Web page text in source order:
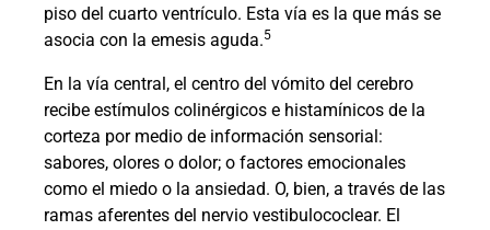
piso del cuarto ventrículo. Esta vía es la que más se
asocia con la emesis aguda.5
En la vía central, el centro del vómito del cerebro
recibe estímulos colinérgicos e histamínicos de la
corteza por medio de información sensorial:
sabores, olores o dolor; o factores emocionales
como el miedo o la ansiedad. O, bien, a través de las
ramas aferentes del nervio vestibulococlear. El